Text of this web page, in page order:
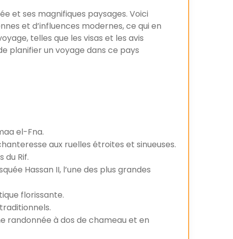
et ses magnifiques paysages. Voici
et d’influences modernes, ce qui en
telles que les visas et les avis
planifier un voyage dans ce pays
el-Fna.
aux ruelles étroites et sinueuses.
du Rif.
Hassan II, l’une des plus grandes
florissante.
randonnée à dos de chameau et en